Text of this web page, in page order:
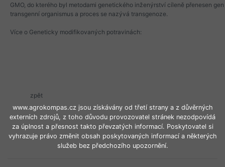
GMO, do kterého byl metodami genetického inženýrství cíleně přenesen
transgenní organismus a proces se nazývá transgenoze.
Více o Geneticky modifikovaných potravinách:
zpět
www.agrokompas.cz jsou získávány od třetí strany a z důvěrných
externích zdrojů, z toho důvodu provozovatel stránek nezodpovídá
za úplnost a přesnost takto převzatých informací. Poskytovatel si
vyhrazuje právo změnit obsah poskytovaných informací a některých
služeb bez předchozího upozornění.